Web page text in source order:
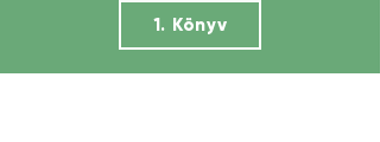
1. Könyv